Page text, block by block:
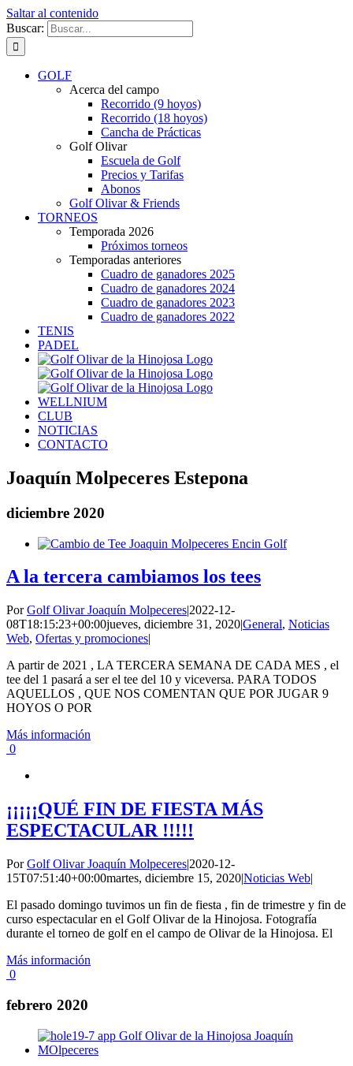
Saltar al contenido
Buscar:
GOLF
Acerca del campo
Recorrido (9 hoyos)
Recorrido (18 hoyos)
Cancha de Prácticas
Golf Olivar
Escuela de Golf
Precios y Tarifas
Abonos
Golf Olivar & Friends
TORNEOS
Temporada 2026
Próximos torneos
Temporadas anteriores
Cuadro de ganadores 2025
Cuadro de ganadores 2024
Cuadro de ganadores 2023
Cuadro de ganadores 2022
TENIS
PADEL
WELLNIUM
CLUB
NOTICIAS
CONTACTO
Joaquín Molpeceres Estepona
diciembre 2020
A la tercera cambiamos los tees
PorGolf Olivar Joaquín Molpeceres|2022-12-
08T18:15:23+00:00jueves, diciembre 31, 2020|General, Noticias
Web, Ofertas y promociones|
A partir de 2021 , LA TERCERA SEMANA DE CADA MES , el
tee del 1 pasará a ser el tee del 10 y viceversa. PARA TODOS
AQUELLOS , QUE NOS COMENTAN QUE POR JUGAR 9
HOYOS O POR
Más información
0
¡¡¡¡¡QUÉ FIN DE FIESTA MÁS
ESPECTACULAR !!!!!
PorGolf Olivar Joaquín Molpeceres|2020-12-
15T07:51:40+00:00martes, diciembre 15, 2020|Noticias Web|
El pasado domingo tuvimos un fin de fiesta , fin de trimestre y fin de
curso espectacular en el Golf Olivar de la Hinojosa. Fotografía
durante el torneo de golf en el campo de Olivar de la Hinojosa. El
Más información
0
febrero 2020